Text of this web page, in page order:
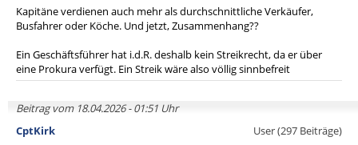
Kapitäne verdienen auch mehr als durchschnittliche Verkäufer,
Busfahrer oder Köche. Und jetzt, Zusammenhang??
Ein Geschäftsführer hat i.d.R. deshalb kein Streikrecht, da er über
eine Prokura verfügt. Ein Streik wäre also völlig sinnbefreit
Beitrag vom 18.04.2026 - 01:51 Uhr
CptKirk
User (297 Beiträge)